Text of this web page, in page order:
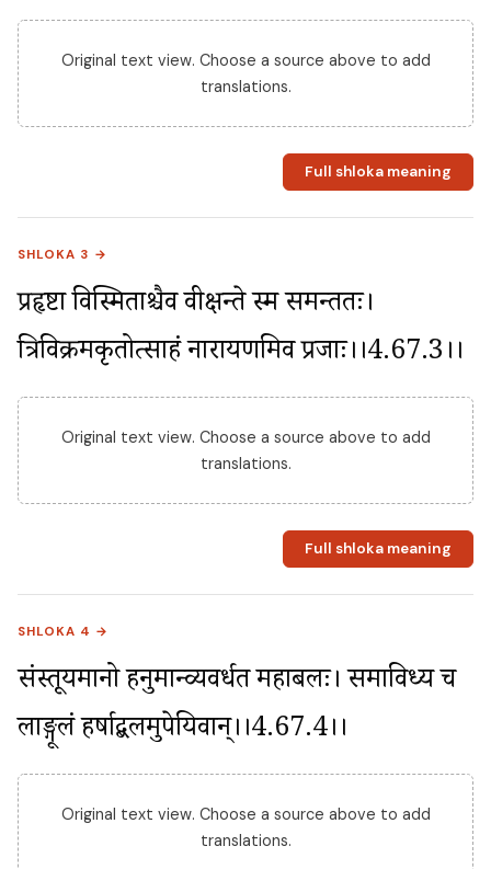
Original text view. Choose a source above to add
translations.
Full shloka meaning
SHLOKA 3 →
प्रहृष्टा विस्मिताश्चैव वीक्षन्ते स्म समन्ततः।
त्रिविक्रमकृतोत्साहं नारायणमिव प्रजाः।।4.67.3।।
Original text view. Choose a source above to add
translations.
Full shloka meaning
SHLOKA 4 →
संस्तूयमानो हनुमान्व्यवर्धत महाबलः। समाविध्य च
लाङ्गूलं हर्षाद्बलमुपेयिवान्।।4.67.4।।
Original text view. Choose a source above to add
translations.